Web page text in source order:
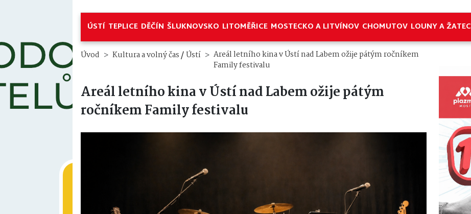
ÚSTÍ TEPLICE DĚČÍN ŠLUKNOVSKO LITOMĚŘICE MOSTECKO A LITVÍNOV CHOMUTOV LOUNY A ŽATEC
Úvod Kultura a volný čas/Ústí
Areál letního kina v Ústí nad Labem ožije pátým ročníkem
Family festivalu
Areál letního kina v Ústí nad Labem ožije pátým
ročníkem Family festivalu